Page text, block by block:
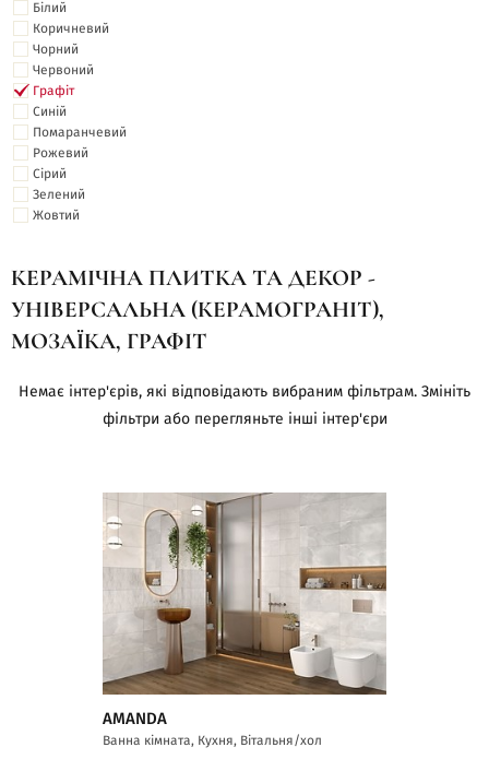
Білий
Коричневий
Чорний
Червоний
Графіт
Синій
Помаранчевий
Рожевий
Сірий
Зелений
Жовтий
КЕРАМІЧНА ПЛИТКА ТА ДЕКОР -
УНІВЕРСАЛЬНА (КЕРАМОГРАНІТ),
МОЗАЇКА, ГРАФІТ
Немає інтер'єрів, які відповідають вибраним фільтрам. Змініть
фільтри або перегляньте інші інтер'єри
AMANDA
Ванна кімната, Кухня, Вітальня/хол